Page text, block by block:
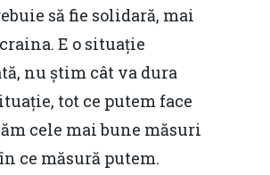
să fie solidară, mai
E o situație
nu știm cât va dura
tot ce putem face
cele mai bune măsuri
ce măsură putem.